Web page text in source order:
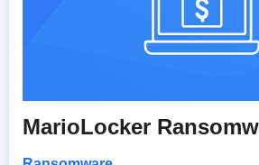
MarioLocker